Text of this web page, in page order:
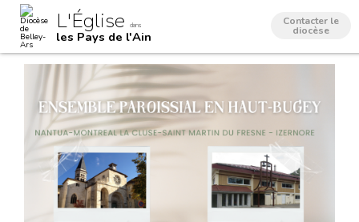
contenu.
Outils
personnels
L'Église dans
les Pays de l'Ain
Contacter le
diocèse